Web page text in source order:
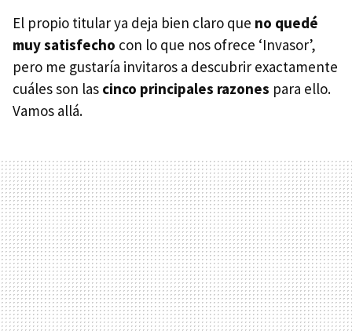
El propio titular ya deja bien claro que no quedé
muy satisfecho con lo que nos ofrece ‘Invasor’,
pero me gustaría invitaros a descubrir exactamente
cuáles son las cinco principales razones para ello.
Vamos allá.